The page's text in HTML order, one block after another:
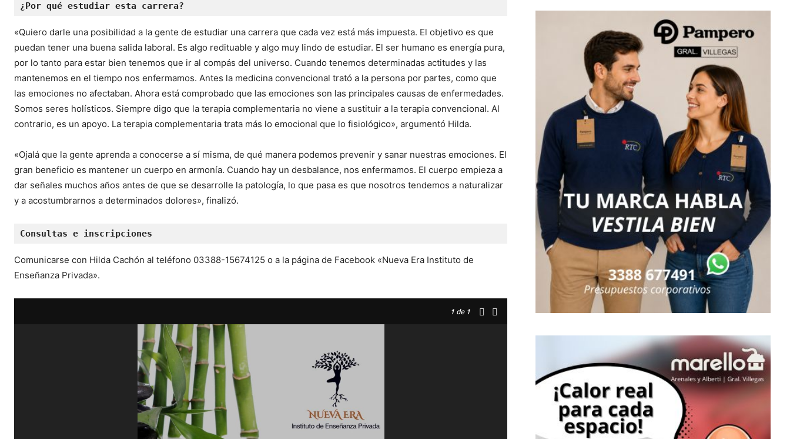
¿Por qué estudiar esta carrera?
«Quiero darle una posibilidad a la gente de estudiar una carrera que cada vez está más impuesta. El objetivo es que
puedan tener una buena salida laboral. Es algo redituable y algo muy lindo de estudiar. El ser humano es energía pura,
por lo tanto para estar bien tenemos que ir al compás del universo. Cuando tenemos determinadas actitudes y las
mantenemos en el tiempo nos enfermamos. Antes la medicina convencional trató a la persona por partes, como que
las emociones no afectaban. Ahora está comprobado que las emociones son las principales causas de enfermedades.
Somos seres holísticos. Siempre digo que la terapia complementaria no viene a sustituir a la terapia convencional. Al
contrario, es un apoyo. La terapia complementaria trata más lo emocional que lo fisiológico», argumentó Hilda.
«Ojalá que la gente aprenda a conocerse a sí misma, de qué manera podemos prevenir y sanar nuestras emociones. El
gran beneficio es mantener un cuerpo en armonía. Cuando hay un desbalance, nos enfermamos. El cuerpo empieza a
dar señales muchos años antes de que se desarrolle la patología, lo que pasa es que nosotros tendemos a naturalizar
y a acostumbrarnos a determinados dolores», finalizó.
Consultas e inscripciones
Comunicarse con Hilda Cachón al teléfono 03388-15674125 o a la página de Facebook «Nueva Era Instituto de
Enseñanza Privada».
1 de 1